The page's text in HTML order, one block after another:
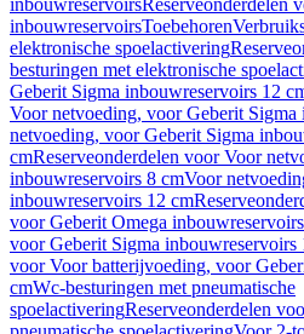
inbouwreservoirsReserveonderdelen
inbouwreservoirsToebehoren
elektronische spoelactivering
besturingen met elektronische
Geberit Sigma inbouwreservoirs 12
Voor netvoeding, voor Geberit
netvoeding, voor Geberit Sigma
cmReserveonderdelen voor Voor
inbouwreservoirs 8 cmVoor
inbouwreservoirs 12 cm
voor Geberit Omega
voor Geberit Sigma inbouwreservoirs
voor Voor batterijvoeding, voor
cmWc-besturingen met pneumatische
spoelactiveringReserveonderdelen